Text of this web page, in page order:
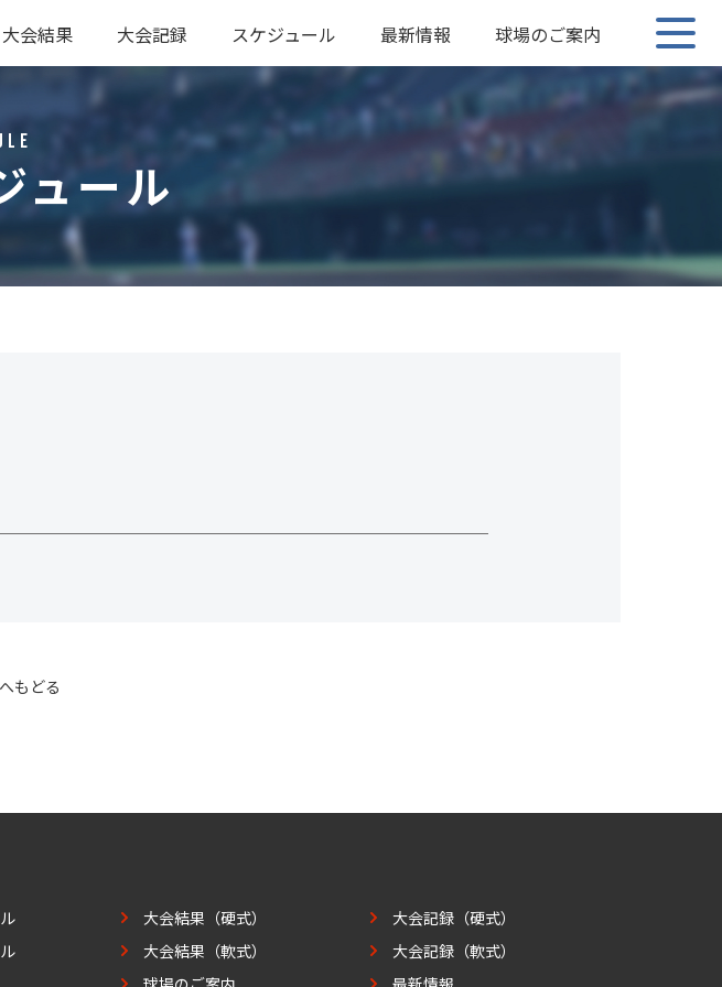
大会結果
硬式
軟式
大会記録
硬式
軟式
スケジュール 最新情報 球場のご案内
ュール
もどる
大会結果（硬式）
大会結果（軟式）
大会記録（硬式）
大会記録（軟式）